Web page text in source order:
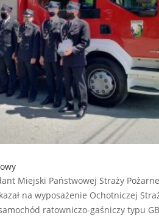
Miejski Państwowej Straży
na wyposażenie Ochotniczej
ratowniczo-gaśniczy typu